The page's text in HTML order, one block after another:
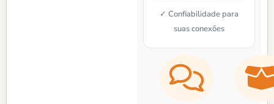
✓ Confiabilidade para
suas conexões